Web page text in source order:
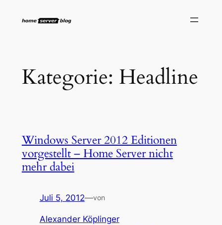
Inhalt
Kategorie: Headline
Windows Server 2012 Editionen
vorgestellt – Home Server nicht
mehr dabei
Juli 5, 2012—von
Alexander Köplinger